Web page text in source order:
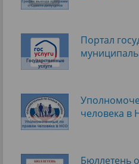
Портал
человека в
Бюллетень